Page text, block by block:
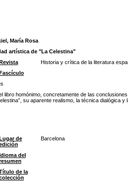
María Rosa
artística de "La Celestina"
Historia y crítica de la literatura
libro homónimo, concretamente de las
su aparente realismo, la técnica dialógica
de
Barcelona
del
de la